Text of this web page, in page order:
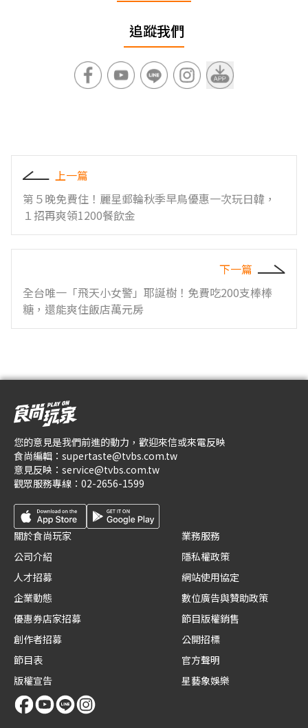
追蹤我們
上一篇
第５晚免費住！麗星郵輪秋季早鳥優惠一次玩日韓，
１招再爽領1200餐飲金
下一篇
全台唯一「飛天小女警」耶誕樹！免費吃200支棒棒
糖，還能爽住飯店萬元房
您的意見是我們前進的動力，歡迎來信或來電反映
食尚編輯： supertaste@tvbs.com.tw
意見反映： service@tvbs.com.tw
觀眾服務專線： 02-2656-1599
關於食尚玩家
公司介紹
人才招募
企業動態
優惠券店家招募
創作者招募
節目表
版權宣告
業務服務
隱私權政策
網站使用協定
數位廣告與贊助政策
節目版權銷售
公開招標
官方聲明
星藝象娛樂